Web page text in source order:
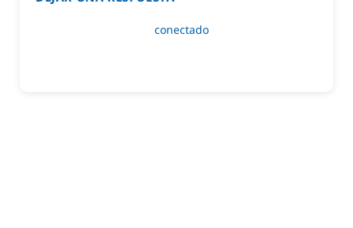
conectado